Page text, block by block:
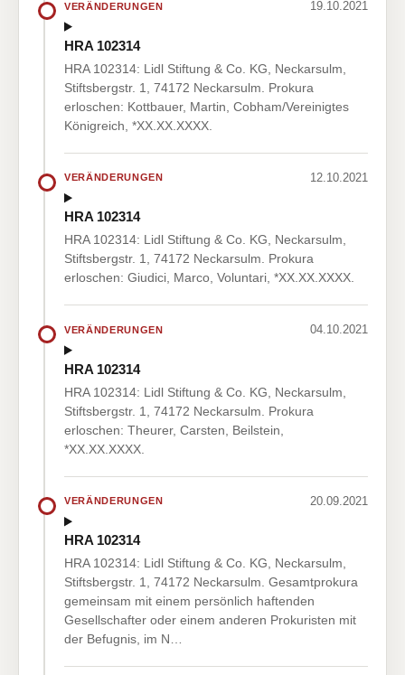
VERÄNDERUNGEN 19.10.2021
HRA 102314
HRA 102314: Lidl Stiftung & Co. KG, Neckarsulm,
Stiftsbergstr. 1, 74172 Neckarsulm. Prokura
erloschen: Kottbauer, Martin, Cobham/Vereinigtes
Königreich, *XX.XX.XXXX.
VERÄNDERUNGEN 12.10.2021
HRA 102314
HRA 102314: Lidl Stiftung & Co. KG, Neckarsulm,
Stiftsbergstr. 1, 74172 Neckarsulm. Prokura
erloschen: Giudici, Marco, Voluntari, *XX.XX.XXXX.
VERÄNDERUNGEN 04.10.2021
HRA 102314
HRA 102314: Lidl Stiftung & Co. KG, Neckarsulm,
Stiftsbergstr. 1, 74172 Neckarsulm. Prokura
erloschen: Theurer, Carsten, Beilstein,
*XX.XX.XXXX.
VERÄNDERUNGEN 20.09.2021
HRA 102314
HRA 102314: Lidl Stiftung & Co. KG, Neckarsulm,
Stiftsbergstr. 1, 74172 Neckarsulm. Gesamtprokura
gemeinsam mit einem persönlich haftenden
Gesellschafter oder einem anderen Prokuristen mit
der Befugnis, im N…